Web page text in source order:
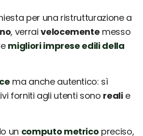
per una ristrutturazione a
, verraivelocemente messo
migliori imprese edili della
ma anche autentico: sì
forniti agli utenti sono realie
un computo metrico preciso,